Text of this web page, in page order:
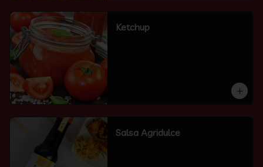
Ketchup
Salsa Agridulce